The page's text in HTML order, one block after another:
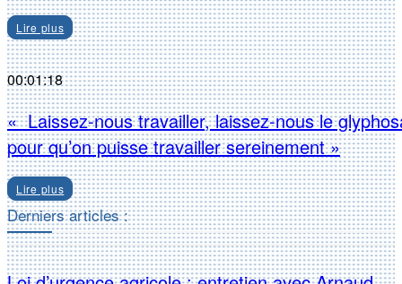
Lire plus
00:01:18
« Laissez-nous travailler, laissez-nous le
pour qu’on puisse travailler sereinement »
Lire plus
Derniers articles :